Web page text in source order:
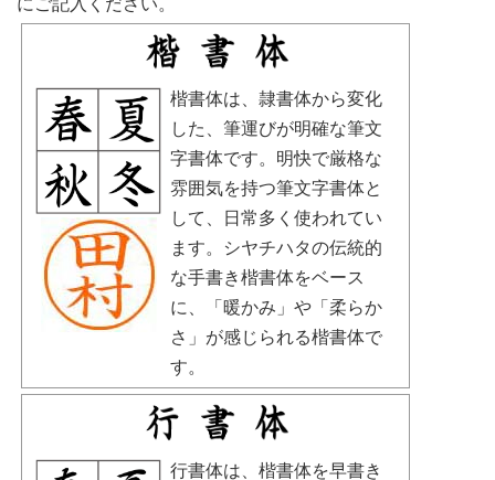
にご記入ください。
楷書体は、隷書体から変化
した、筆運びが明確な筆文
字書体です。明快で厳格な
雰囲気を持つ筆文字書体と
して、日常多く使われてい
ます。シヤチハタの伝統的
な手書き楷書体をベース
に、「暖かみ」や「柔らか
さ」が感じられる楷書体で
す。
行書体は、楷書体を早書き